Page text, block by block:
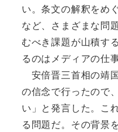
い。条文の解釈をめ
など、さまざまな問
むべき課題が山積す
るのはメディアの仕事
安倍晋三首相の靖
の信念で行ったので
い」と発言した。こ
る問題だ。その背景